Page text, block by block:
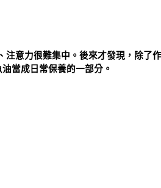
意力很難集中。後來才發現，除
當成日常保養的一部分。